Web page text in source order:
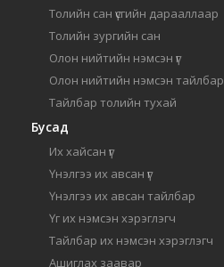
Толийн сан үсгийн дарааллаар
Толийн зургийн сан
Олон нийтийн нэмсэн үг
Олон нийтийн нэмсэн тайлбар
Тайлбар толийн тухай
Бусад
Их хайсан үг
Үнэлгээ их авсан үг
Үнэлгээ их авсан тайлбар
Үг их нэмсэн хэрэглэгч
Тайлбар их нэмсэн хэрэглэгч
Ашиглах заавар